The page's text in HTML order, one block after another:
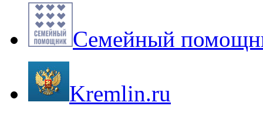
Семейный
Kremlin.ru